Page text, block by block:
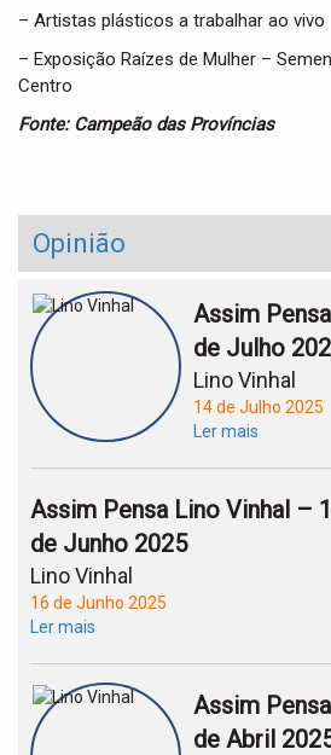
– Artistas plásticos a trabalhar ao vivo
– Exposição Raízes de Mulher –
Centro
Fonte: Campeão das Províncias
Opinião
Assim
de Julho
Lino Vinhal
14 de Julho 2025
Ler mais
Assim Pensa Lino Vinhal –
de Junho 2025
Lino Vinhal
16 de Junho 2025
Ler mais
Assim
de Abril